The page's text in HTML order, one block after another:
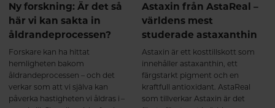
Ny forskning: Är det så
här vi kan sakta in
åldrandeprocessen?
Forskare kan ha hittat
hemligheten bakom
åldrandeprocessen – och det
verkar som att vi själva kan
påverka hastigheten vi åldras i –
Astaxin från AstaReal –
världens mest
studerade astaxanthin
Astaxin är ett kosttillskott som
innehåller astaxanthin, ett
färgstarkt pigment och en
kraftfull antioxidant. AstaReal
som tillverkar Astaxin är det